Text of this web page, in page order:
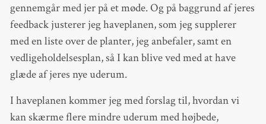
gennemgår med jer på et møde. Og på baggrund af jeres
feedback justerer jeg haveplanen, som jeg supplerer
med en liste over de planter, jeg anbefaler, samt en
vedligeholdelsesplan, så I kan blive ved med at have
glæde af jeres nye uderum.
I haveplanen kommer jeg med forslag til, hvordan vi
kan skærme flere mindre uderum med højbede,